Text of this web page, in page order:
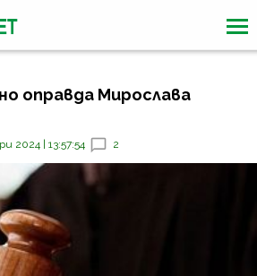
оправда Мирослава
2024 | 13:57:54 2